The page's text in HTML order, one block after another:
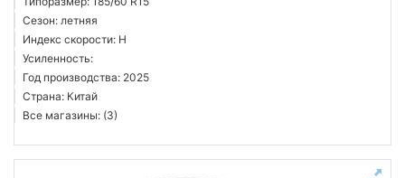
Сезон: летняя
Индекс скорости: H
Усиленность:
Год производства: 2025
Страна: Китай
Все магазины: (3)